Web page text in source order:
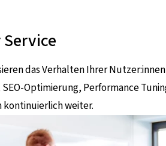
das Verhalten Ihrer
SEO-Optimierung, Performance
kontinuierlich weiter.